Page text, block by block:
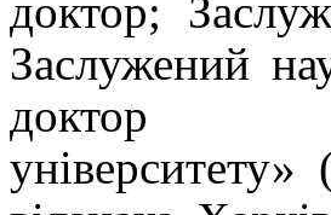
доктор;
Заслужений
доктор